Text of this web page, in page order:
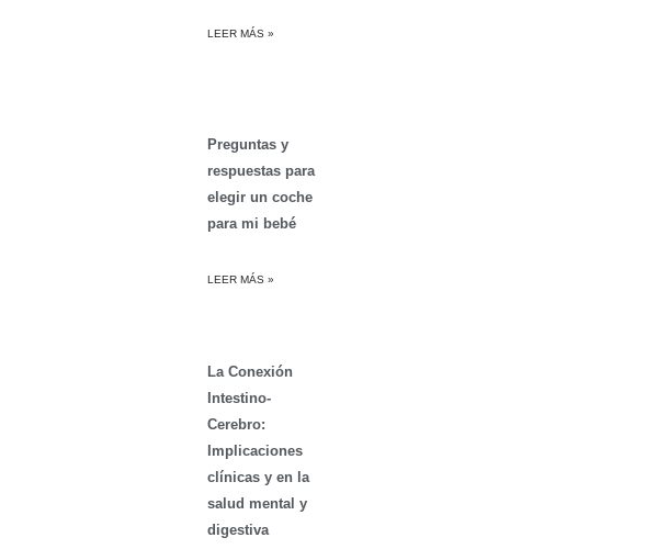
LEER MÁS »
Preguntas y
respuestas para
elegir un coche
para mi bebé
LEER MÁS »
La Conexión
Intestino-
Cerebro:
Implicaciones
clínicas y en la
salud mental y
digestiva